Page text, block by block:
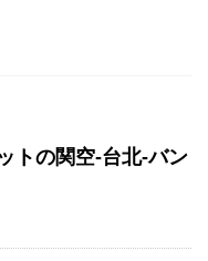
トの関空-台北-バン